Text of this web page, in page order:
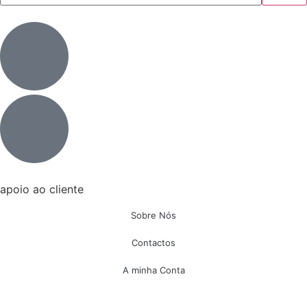
apoio ao cliente
Sobre Nós
Contactos
A minha Conta